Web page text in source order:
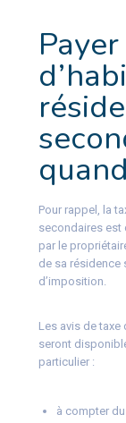
Pour rappel, la
secondaires est
par le
de sa résidence
d’imposition.
Les avis de taxe
seront
particulier :
à compter